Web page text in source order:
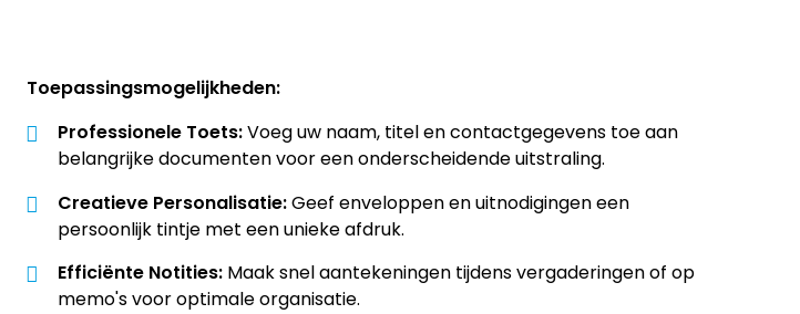
Toepassingsmogelijkheden:
Professionele Toets:Voeg uw naam, titel en contactgegevens toe aan
belangrijke documenten voor een onderscheidende uitstraling.
Creatieve Personalisatie:Geef enveloppen en uitnodigingen een
persoonlijk tintje met een unieke afdruk.
Efficiënte Notities: Maak snel aantekeningen tijdens vergaderingen of op
memo's voor optimale organisatie.